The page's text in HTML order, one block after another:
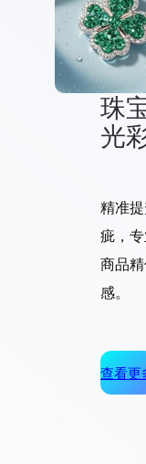
珠
光
精准
疵，
商品
感。
查看更